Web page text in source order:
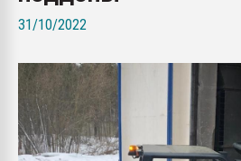
31/10/2022